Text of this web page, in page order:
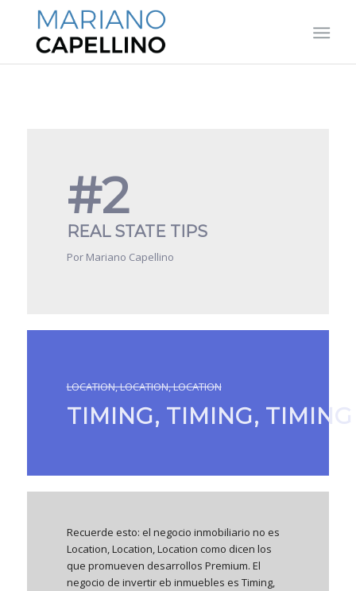
#2
REAL STATE TIPS
Por Mariano Capellino
LOCATION, LOCATION, LOCATION
TIMING, TIMING, TIMING
Recuerde esto: el negocio inmobiliario no es
Location, Location, Location como dicen los
que promueven desarrollos Premium. El
negocio de invertir eb inmuebles es Timing,